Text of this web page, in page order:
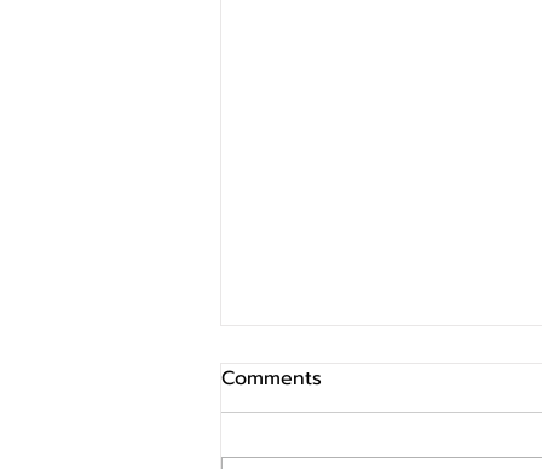
Comments